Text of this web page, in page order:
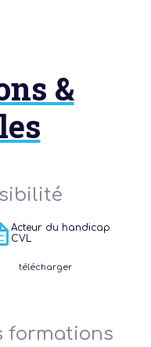
&
Acteur du handicap
CVL
télécharger
formations